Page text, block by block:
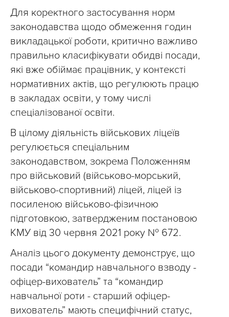
Для коректного застосування норм
законодавства щодо обмеження годин
викладацької роботи, критично важливо
правильно класифікувати обидві посади,
які вже обіймає працівник, у контексті
нормативних актів, що регулюють працю
в закладах освіти, у тому числі
спеціалізованої освіти.
В цілому діяльність військових ліцеїв
регулюється спеціальним
законодавством, зокрема Положенням
про військовий (військово-морський,
військово-спортивний) ліцей, ліцей із
посиленою військово-фізичною
підготовкою, затвердженим постановою
КМУ від 30 червня 2021 року № 672.
Аналіз цього документу демонструє, що
посади “командир навчального взводу -
офіцер-вихователь” та “командир
навчальної роти - старший офіцер-
вихователь” мають специфічний статус,